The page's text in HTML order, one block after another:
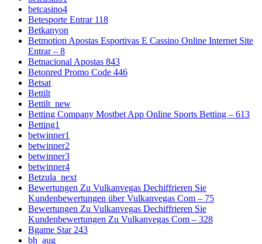
betcasino4
Betesporte Entrar 118
Betkanyon
Betmotion Apostas Esportivas E Cassino Online Internet Site
Entrar – 8
Betnacional Apostas 843
Betonred Promo Code 446
Betsat
Bettilt
Bettilt_new
Betting Company Mostbet App Online Sports Betting – 613
Betting1
betwinner1
betwinner2
betwinner3
betwinner4
Betzula_next
Bewertungen Zu Vulkanvegas Dechiffrieren Sie
Kundenbewertungen über Vulkanvegas Com – 75
Bewertungen Zu Vulkanvegas Dechiffrieren Sie
Kundenbewertungen Zu Vulkanvegas Com – 328
Bgame Star 243
bh_aug